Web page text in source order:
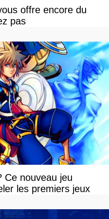
offre encore du
pas
Ce nouveau jeu
les premiers jeux